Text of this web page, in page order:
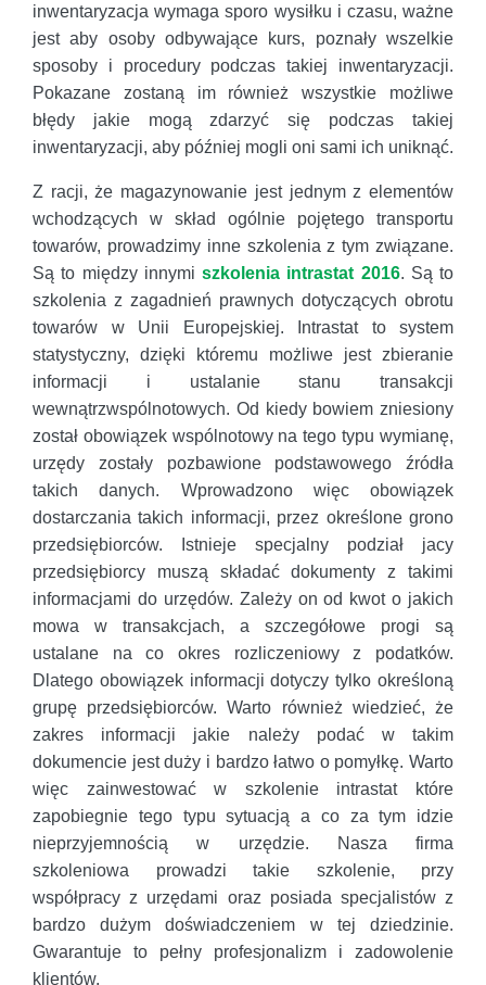
inwentaryzacja wymaga sporo wysiłku i czasu, ważne
jest aby osoby odbywające kurs, poznały wszelkie
sposoby i procedury podczas takiej inwentaryzacji.
Pokazane zostaną im również wszystkie możliwe
błędy jakie mogą zdarzyć się podczas takiej
inwentaryzacji, aby później mogli oni sami ich uniknąć.
Z racji, że magazynowanie jest jednym z elementów
wchodzących w skład ogólnie pojętego transportu
towarów, prowadzimy inne szkolenia z tym związane.
Są to między innymi szkolenia intrastat 2016. Są to
szkolenia z zagadnień prawnych dotyczących obrotu
towarów w Unii Europejskiej. Intrastat to system
statystyczny, dzięki któremu możliwe jest zbieranie
informacji i ustalanie stanu transakcji
wewnątrzwspólnotowych. Od kiedy bowiem zniesiony
został obowiązek wspólnotowy na tego typu wymianę,
urzędy zostały pozbawione podstawowego źródła
takich danych. Wprowadzono więc obowiązek
dostarczania takich informacji, przez określone grono
przedsiębiorców. Istnieje specjalny podział jacy
przedsiębiorcy muszą składać dokumenty z takimi
informacjami do urzędów. Zależy on od kwot o jakich
mowa w transakcjach, a szczegółowe progi są
ustalane na co okres rozliczeniowy z podatków.
Dlatego obowiązek informacji dotyczy tylko określoną
grupę przedsiębiorców. Warto również wiedzieć, że
zakres informacji jakie należy podać w takim
dokumencie jest duży i bardzo łatwo o pomyłkę. Warto
więc zainwestować w szkolenie intrastat które
zapobiegnie tego typu sytuacją a co za tym idzie
nieprzyjemnością w urzędzie. Nasza firma
szkoleniowa prowadzi takie szkolenie, przy
współpracy z urzędami oraz posiada specjalistów z
bardzo dużym doświadczeniem w tej dziedzinie.
Gwarantuje to pełny profesjonalizm i zadowolenie
klientów.